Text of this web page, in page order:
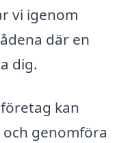
vi igenom
där en
dig.
kan
genomföra